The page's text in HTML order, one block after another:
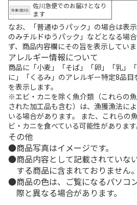
佐川急便でのお届けとなり
ます
なお、「普通ゆうパック」の場合は表
のみチルドゆうパック」などとなる場
ず、商品内容欄にその旨を表示していま
アレルギー情報について
商品に「小麦」「そば」「卵」「乳」
に」「くるみ」のアレルギー特定8品
を表示します。
※エビ・カニを除く魚介類（これらの
された加工品も含む）は、漁獲漁法に
いる場合があります。 また、これらの
ビ・カニを食べている可能性があります
その他
商品写真はイメージです。
商品内容として記載されていな
する商品に含まれておりません。
商品の色は、ご覧になるパソコ
際と異なる場合があります。